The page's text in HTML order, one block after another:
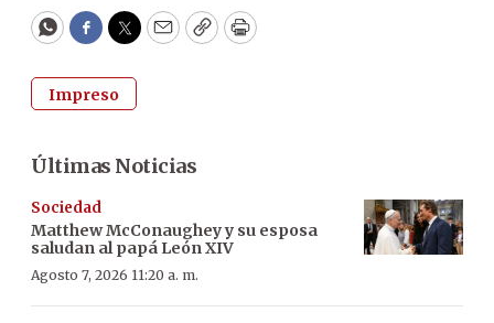
WhatsApp
Facebook
Twitter
EmailCopyPrint
Impreso
Últimas Noticias
Sociedad
Matthew McConaughey y su esposa
saludan al papá León XIV
Agosto 7, 2026 11:20 a. m.